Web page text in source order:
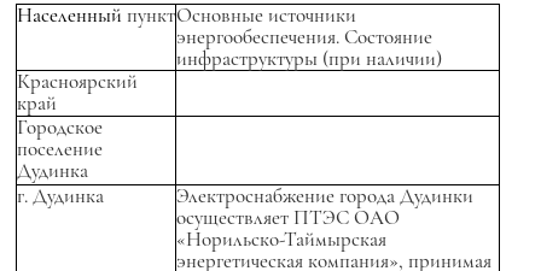
Населенный пунктОсновные источники
энергообеспечения. Состояние
инфраструктуры (при наличии)
Красноярский
край
Городское
поселение
Дудинка
г. Дудинка
Электроснабжение города Дудинки
осуществляет ПТЭС ОАО
«Норильско-Таймырская
энергетическая компания», принимая